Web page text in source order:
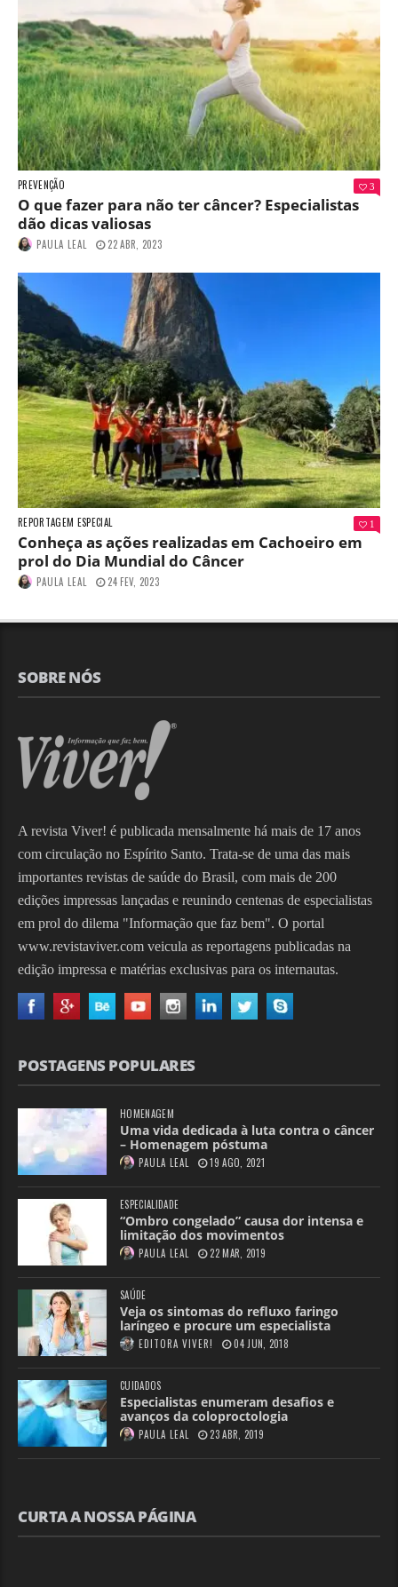
PREVENÇÃO 3
O que fazer para não ter câncer? Especialistas
dão dicas valiosas
PAULA LEAL 22 ABR, 2023
REPORTAGEM ESPECIAL 1
Conheça as ações realizadas em Cachoeiro em
prol do Dia Mundial do Câncer
PAULA LEAL 24 FEV, 2023
SOBRE NÓS
A revista Viver! é publicada mensalmente há mais de 17 anos
com circulação no Espírito Santo. Trata-se de uma das mais
importantes revistas de saúde do Brasil, com mais de 200
edições impressas lançadas e reunindo centenas de especialistas
em prol do dilema "Informação que faz bem". O portal
www.revistaviver.com veicula as reportagens publicadas na
edição impressa e matérias exclusivas para os internautas.
POSTAGENS POPULARES
HOMENAGEM
Uma vida dedicada à luta contra o câncer
– Homenagem póstuma
PAULA LEAL 19 AGO, 2021
ESPECIALIDADE
“Ombro congelado” causa dor intensa e
limitação dos movimentos
PAULA LEAL 22 MAR, 2019
SAÚDE
Veja os sintomas do refluxo faringo
laríngeo e procure um especialista
EDITORA VIVER! 04 JUN, 2018
CUIDADOS
Especialistas enumeram desafios e
avanços da coloproctologia
PAULA LEAL 23 ABR, 2019
CURTA A NOSSA PÁGINA